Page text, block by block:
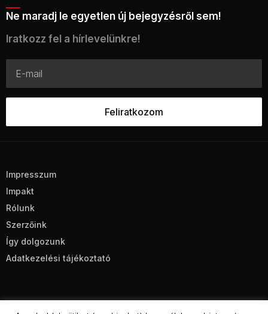
Ne maradj le egyetlen új bejegyzésről sem!
Iratkozz fel a hírlevelünkre!
Impresszum
Impakt
Rólunk
Szerzőink
Így dolgozunk
Adatkezelési tájékoztató